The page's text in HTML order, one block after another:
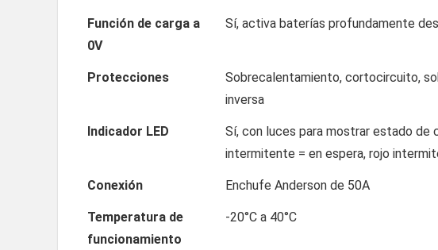
Función de carga a
0V
Sí, activa baterías profundamente
Protecciones
Sobrecalentamiento, cortocircuito,
inversa
Indicador LED
Sí, con luces para mostrar estado de
intermitente = en espera, rojo
Conexión Enchufe Anderson de 50A
Temperatura de
funcionamiento
-20°C a 40°C